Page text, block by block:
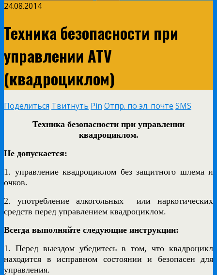
24.08.2014
Техника безопасности при
управлении ATV
(квадроциклом)
Поделиться Твитнуть Pin Отпр. по эл. почте SMS
Техника безопасности при управлении
квадроциклом.
Не допускается:
1. управление квадроциклом без защитного шлема и
очков.
2. употребление алкогольных или наркотических
средств перед управлением квадроциклом.
Всегда выполняйте следующие инструкции:
1. Перед выездом убедитесь в том, что квадроцикл
находится в исправном состоянии и безопасен для
управления.